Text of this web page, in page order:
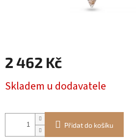
2 462 Kč
cena:
Skladem u dodavatele
Přidat do košíku